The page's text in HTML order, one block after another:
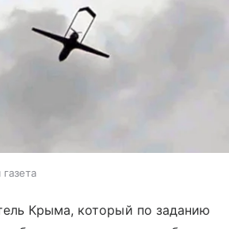
Крыма, который по заданию